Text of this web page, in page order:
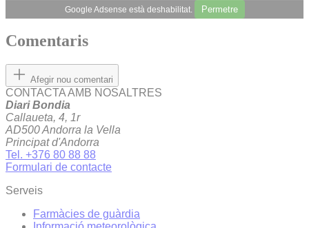
Google Adsense està deshabilitat. Permetre
Comentaris
Afegir nou comentari
CONTACTA AMB NOSALTRES
Diari Bondia
Callaueta, 4, 1r
AD500 Andorra la Vella
Principat d'Andorra
Tel. +376 80 88 88
Formulari de contacte
Serveis
Farmàcies de guàrdia